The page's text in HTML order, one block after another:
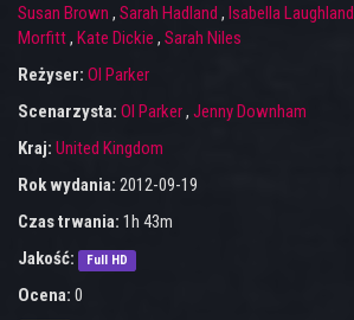
Susan Brown , Sarah Hadland , Isabella Laughland
Morfitt, Kate Dickie , Sarah Niles
Reżyser: Ol Parker
Scenarzysta: Ol Parker, Jenny Downham
Kraj: United Kingdom
Rok wydania: 2012-09-19
Czas trwania: 1h 43m
Jakość:
Full HD
Ocena: 0